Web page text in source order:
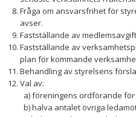
Fråga om ansvarsfrihet för
avser.
Fastställande av
Fastställande av
plan för kommande
Behandling av styrelsens
Val av:
a) föreningens ordförande för
b) halva antalet övriga